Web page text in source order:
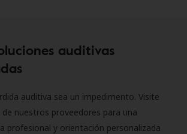
auditivas
auditiva sea un impedimento. Visite
de nuestros proveedores para una
profesional y orientación personalizada